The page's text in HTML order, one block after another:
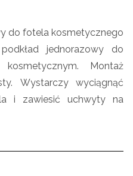
do fotela kosmetycznego
jednorazowy do
Montaż
Wystarczy wyciągnąć
i zawiesić uchwyty na